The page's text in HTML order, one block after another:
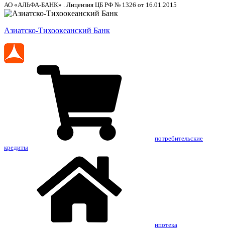
АО «АЛЬФА-БАНК» . Лицензия ЦБ РФ № 1326 от 16.01.2015
Азиатско-Тихоокеанский Банк
потребительские
кредиты
ипотека